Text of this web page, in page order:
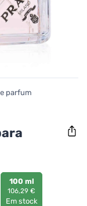
parfum
100 ml
106,29 €
Em stock